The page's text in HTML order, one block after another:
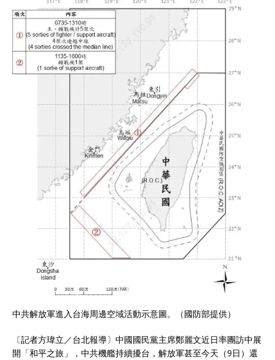
中共解放軍進入台海周邊空域活動示意圖。（國防部提供）
〔記者方瑋立／台北報導〕中國國民黨主席鄭麗文近日率團訪中展
開「和平之旅」，中共機艦持續擾台，解放軍甚至今天（9日）還